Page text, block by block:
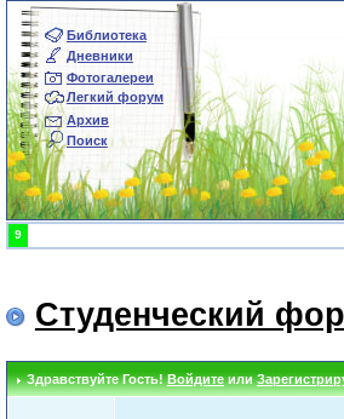
Библиотека
Дневники
Фотогалереи
Легкий форум
Архив
Поиск
9
Студенческий
Здравствуйте Гость!Войдитеили